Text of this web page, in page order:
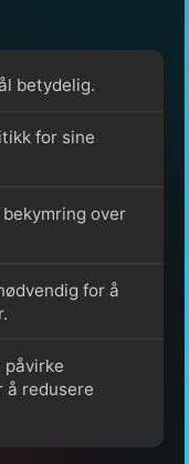
betydelig.
for sine
over
for å
å redusere